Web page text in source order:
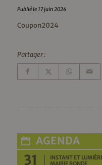
Publié le 17 juin 2024
Coupon2024
Partager :
AGENDA
31
INSTANT ET